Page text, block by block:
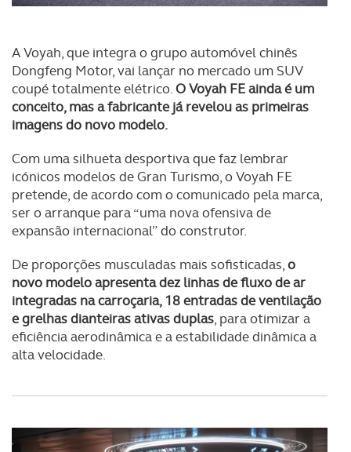
A Voyah, que integra o grupo automóvel chinês
Dongfeng Motor, vai lançar no mercado um SUV
coupé totalmente elétrico.O Voyah FE ainda é um
conceito, mas a fabricante já revelou as primeiras
imagens do novo modelo.
Com uma silhueta desportiva que faz lembrar
icónicos modelos de Gran Turismo, o Voyah FE
pretende, de acordo com o comunicado pela marca,
ser o arranque para “uma nova ofensiva de
expansão internacional” do construtor.
De proporções musculadas mais sofisticadas,o
novo modelo apresenta dez linhas de fluxo de ar
integradas na carroçaria, 18 entradas de ventilação
e grelhas dianteiras ativas duplas, para otimizar a
eficiência aerodinâmica e a estabilidade dinâmica a
alta velocidade.